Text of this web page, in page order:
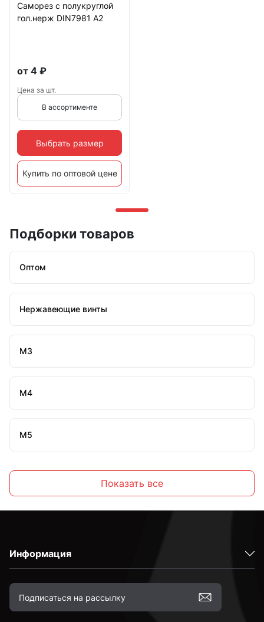
Саморез с полукруглой
гол.нерж DIN7981 А2
от 4 ₽
Цена за шт.
В ассортименте
Выбрать размер
Купить по оптовой цене
Подборки товаров
Оптом
Нержавеющие винты
М3
М4
М5
М10
М12
Показать все
Информация